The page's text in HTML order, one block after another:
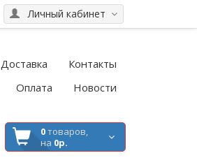
Личный кабинет
Доставка
Контакты
Оплата Новости
0товаров,
на 0р.